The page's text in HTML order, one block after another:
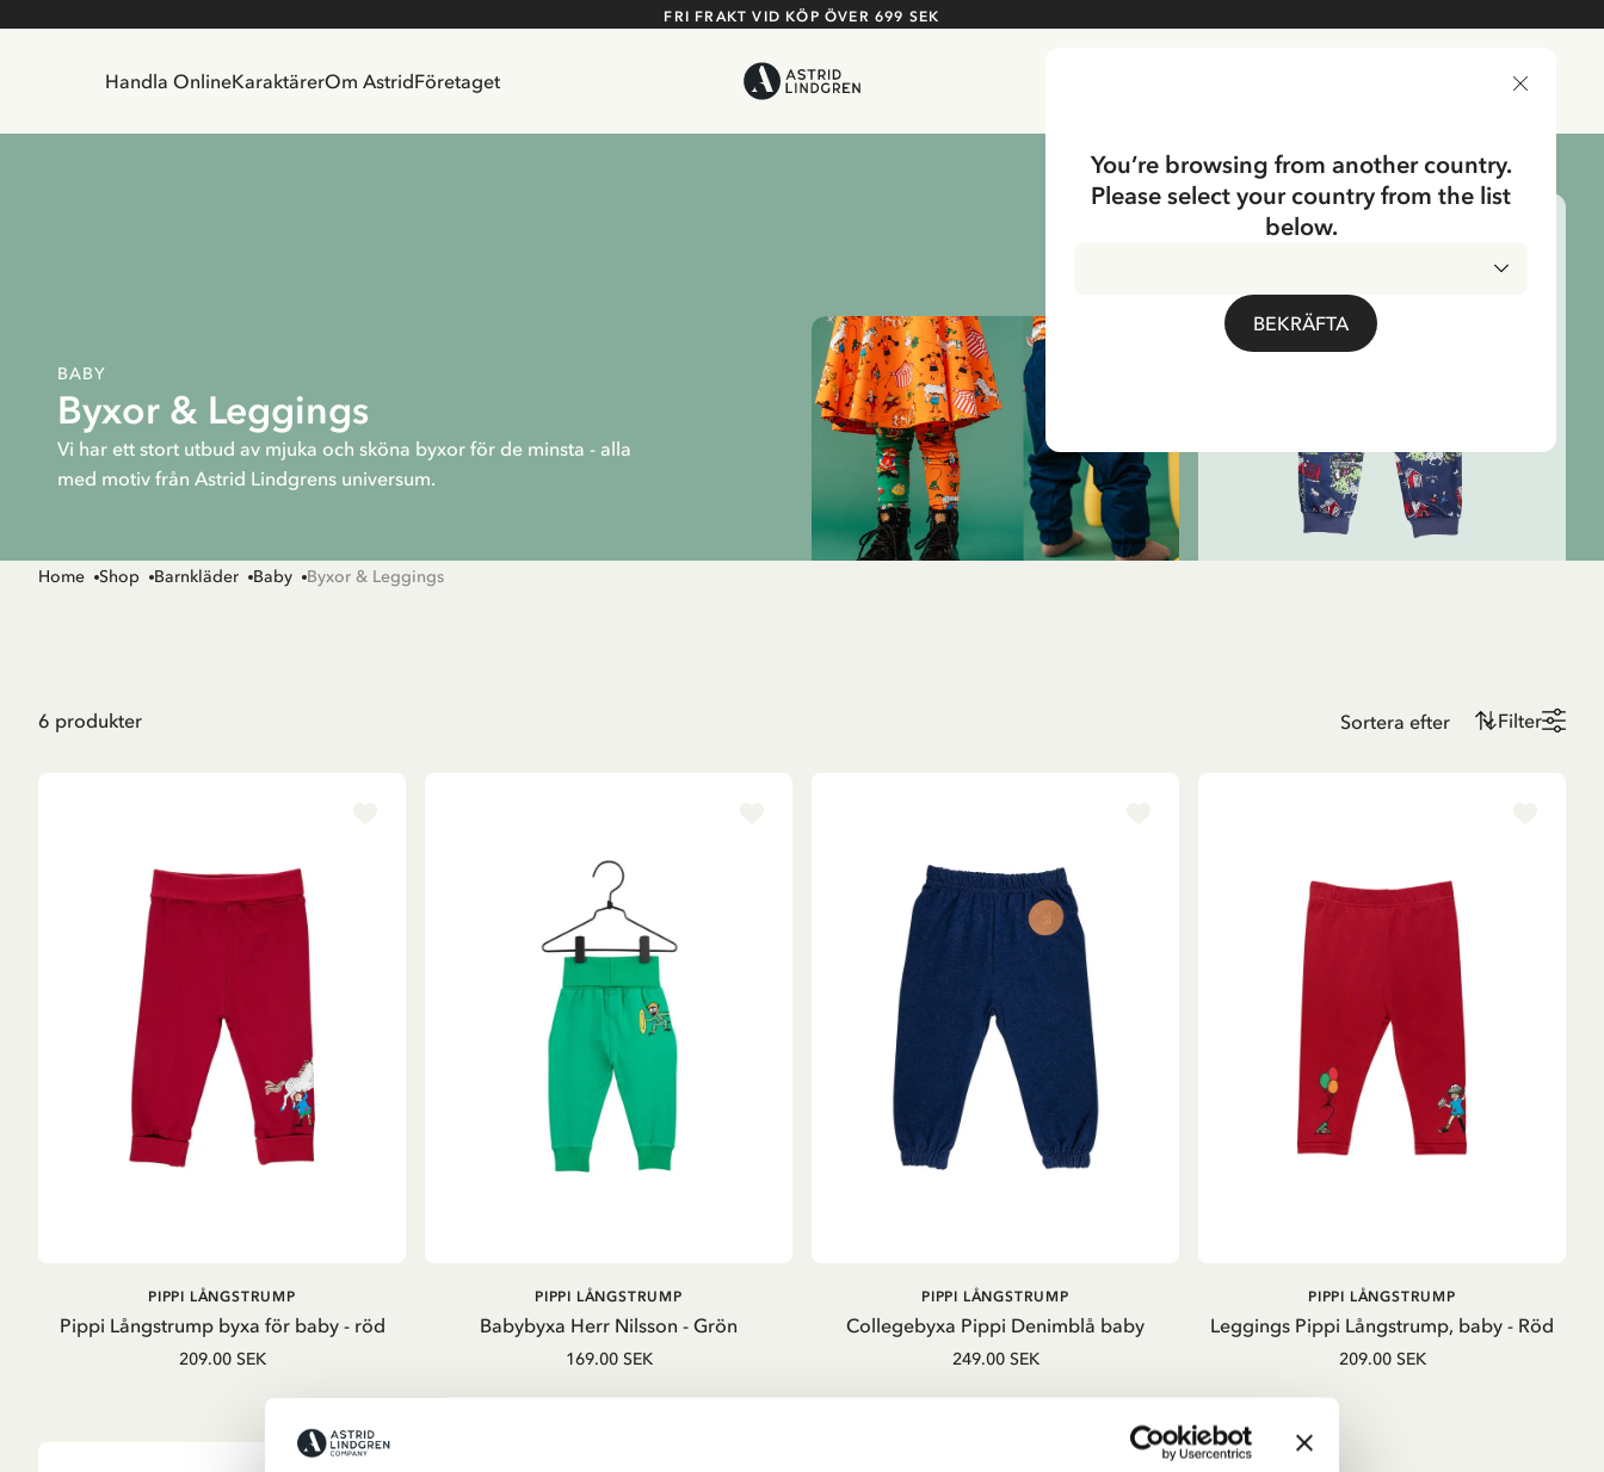
FRI FRAKT VID KÖP ÖVER 699 SEK
Handla OnlineKaraktärerOm AstridFöretaget
BABY
Byxor & Leggings
Vi har ett stort utbud av mjuka och sköna byxor för de minsta - alla
med motiv från Astrid Lindgrens universum.
Home Shop Barnkläder Baby Byxor & Leggings
6 produkter Filter
Pippi Långstrump byxa för baby - röd
PIPPI LÅNGSTRUMP
209.00 SEK
Babybyxa Herr Nilsson - Grön
PIPPI LÅNGSTRUMP
169.00 SEK
Collegebyxa Pippi Denimblå baby
PIPPI LÅNGSTRUMP
249.00 SEK
Leggings Pippi Långstrump, baby - Röd
PIPPI LÅNGSTRUMP
209.00 SEK
You’re browsing from another country.
Please select your country from the list
below.
BEKRÄFTA